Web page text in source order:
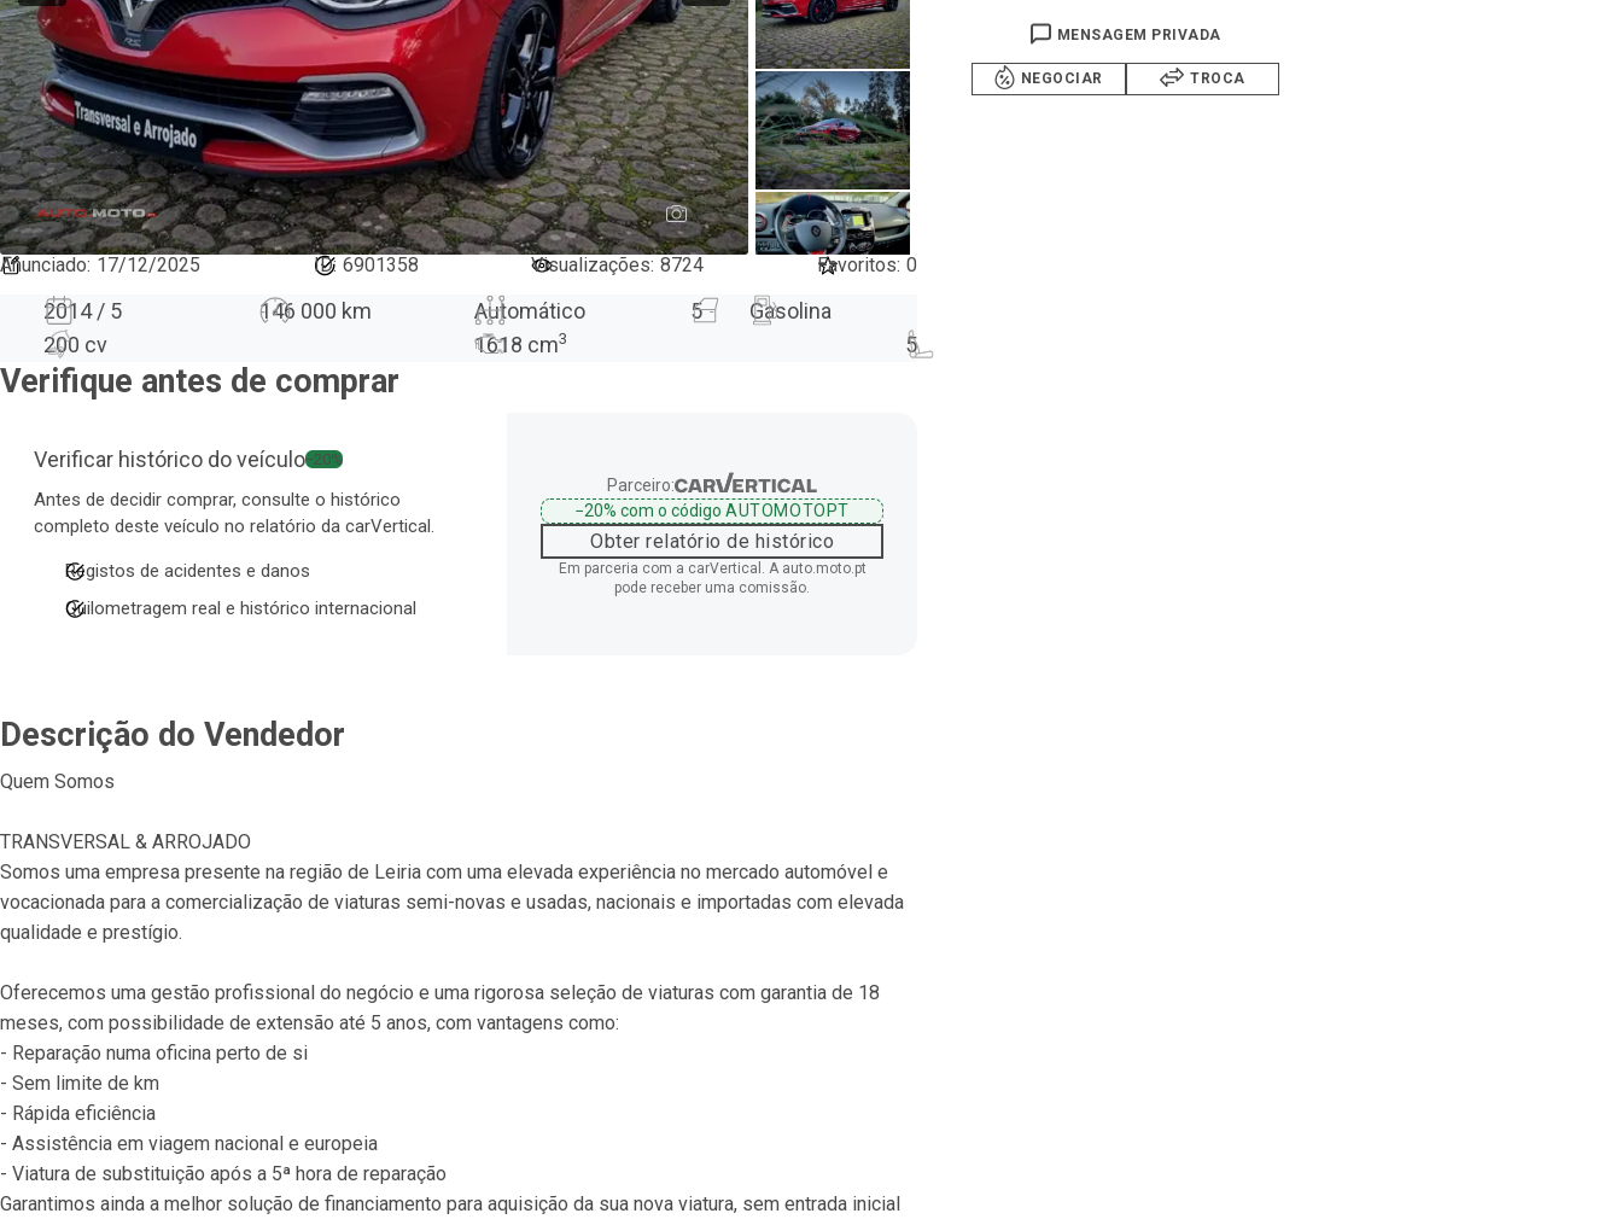
23
Anunciado: 17/12/2025 ID: 6901358 Visualizações: 8724 Favoritos: 0
2014 / 5 146 000 km Automático 5
Gasolina
200 cv
1618 cm3 5
Verifique antes de comprar
Verificar histórico do veículo−20%
Antes de decidir comprar, consulte o histórico
completo deste veículo no relatório da carVertical.
Registos de acidentes e danos
Quilometragem real e histórico internacional
Parceiro:
−20%com o código AUTOMOTOPT
Obter relatório de histórico
Em parceria com a carVertical. A auto.moto.pt
pode receber uma comissão.
Descrição do Vendedor
Quem Somos
TRANSVERSAL & ARROJADO
Somos uma empresa presente na região de Leiria com uma elevada experiência no mercado automóvel e
vocacionada para a comercialização de viaturas semi-novas e usadas, nacionais e importadas com elevada
qualidade e prestígio.
Oferecemos uma gestão profissional do negócio e uma rigorosa seleção de viaturas com garantia de 18
meses, com possibilidade de extensão até 5 anos, com vantagens como:
- Reparação numa oficina perto de si
- Sem limite de km
- Rápida eficiência
- Assistência em viagem nacional e europeia
- Viatura de substituição após a 5ª hora de reparação
Garantimos ainda a melhor solução de financiamento para aquisição da sua nova viatura, sem entrada inicial
MENSAGEM PRIVADA
NEGOCIAR TROCA